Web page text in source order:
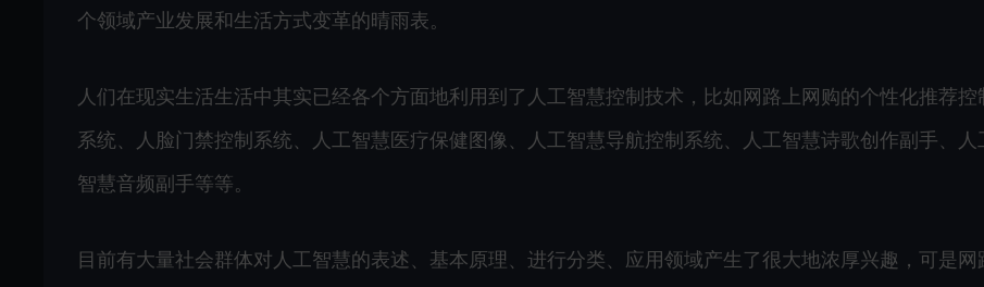
个领域产业发展和生活方式变革的晴雨表。
人们在现实生活生活中其实已经各个方面地利用到了人工智慧控制技术，比如网路上网购的个性化推荐控
系统、人脸门禁控制系统、人工智慧医疗保健图像、人工智慧导航控制系统、人工智慧诗歌创作副手、人
智慧音频副手等等。
目前有大量社会群体对人工智慧的表述、基本原理、进行分类、应用领域产生了很大地浓厚兴趣，可是网